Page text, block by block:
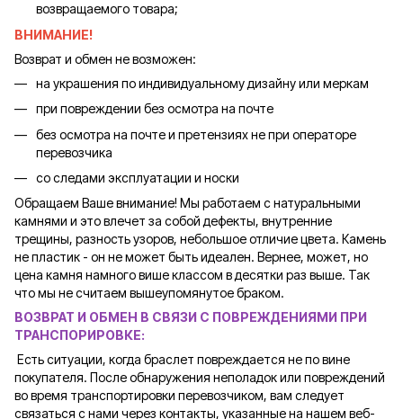
возвращаемого товара;
ВНИМАНИЕ!
Возврат и обмен не возможен:
на украшения по индивидуальному дизайну или меркам
при повреждении без осмотра на почте
без осмотра на почте и претензиях не при операторе
перевозчика
со следами эксплуатации и носки
Обращаем Ваше внимание! Мы работаем с натуральными
камнями и это влечет за собой дефекты, внутренние
трещины, разность узоров, небольшое отличие цвета. Камень
не пластик - он не может быть идеален. Вернее, может, но
цена камня намного више классом в десятки раз выше. Так
что мы не считаем вышеупомянутое браком.
ВОЗВРАТ И ОБМЕН В СВЯЗИ С ПОВРЕЖДЕНИЯМИ ПРИ
ТРАНСПОРИРОВКЕ:
Есть ситуации, когда браслет повреждается не по вине
покупателя. После обнаружения неполадок или повреждений
во время транспортировки перевозчиком, вам следует
связаться с нами через контакты, указанные на нашем веб-